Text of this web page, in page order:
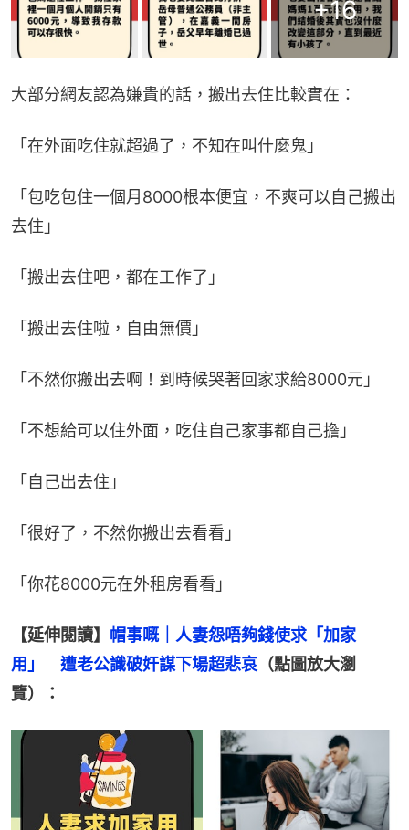
+16
大部分網友認為嫌貴的話，搬出去住比較實在：
「在外面吃住就超過了，不知在叫什麼鬼」
「包吃包住一個月8000根本便宜，不爽可以自己搬出
去住」
「搬出去住吧，都在工作了」
「搬出去住啦，自由無價」
「不然你搬出去啊！到時候哭著回家求給8000元」
「不想給可以住外面，吃住自己家事都自己擔」
「自己出去住」
「很好了，不然你搬出去看看」
「你花8000元在外租房看看」
【延伸閱讀】 帽事嘅｜人妻怨唔夠錢使求「加家
用」　遭老公識破奸謀下場超悲哀 （點圖放大瀏
覽）：